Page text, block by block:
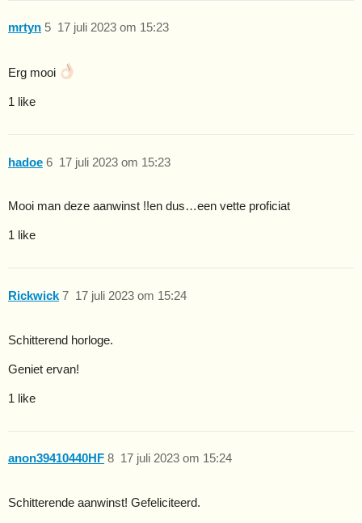
mrtyn 17 juli 2023 om 15:23
5
Erg mooi
1 like
hadoe 17 juli 2023 om 15:23
6
Mooi man deze aanwinst !!en dus…een vette proficiat
1 like
Rickwick 17 juli 2023 om 15:24
7
Schitterend horloge.
Geniet ervan!
1 like
anon39410440HF 17 juli 2023 om 15:24
8
Schitterende aanwinst! Gefeliciteerd.